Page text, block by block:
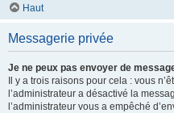
Haut
Messagerie privée
Je ne peux pas envoyer de
Il y a trois raisons pour cela : vous
l’administrateur a désactivé la
l’administrateur vous a empêché